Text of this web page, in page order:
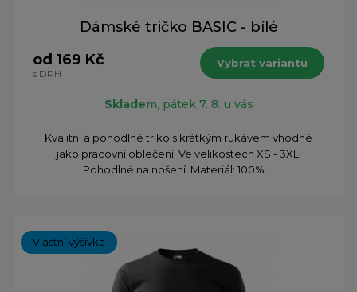
Dámské tričko BASIC - bílé
od 169 Kč
s DPH
Vybrat variantu
Skladem, pátek 7. 8. u vás
Kvalitní a pohodlné triko s krátkým rukávem vhodné
jako pracovní oblečení. Ve velikostech XS - 3XL.
Pohodlné na nošení. Materiál: 100% ...
Vlastní výšivka